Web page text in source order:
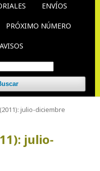
ENVÍOS
PRÓXIMO NÚMERO
AVISOS
julio-diciembre
julio-